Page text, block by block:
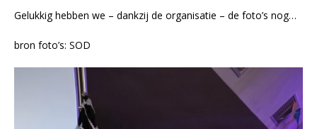
Gelukkig hebben we – dankzij de organisatie – de foto’s nog…
bron foto’s: SOD